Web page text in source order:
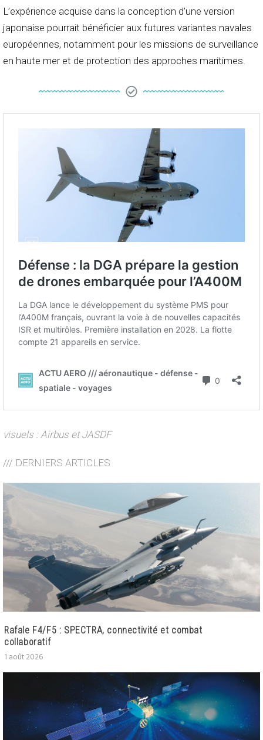
L’expérience acquise dans la conception d’une version
japonaise pourrait bénéficier aux futures variantes navales
européennes, notamment pour les missions de surveillance
en haute mer et de protection des approches maritimes.
visuels : Airbus et JASDF
/// DERNIERS ARTICLES
Rafale F4/F5 : SPECTRA, connectivité et combat
collaboratif
1 août 2026